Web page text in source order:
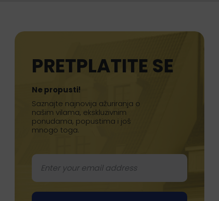
PRETPLATITE SE
Ne propusti!
Saznajte najnovija ažuriranja o
našim vilama, ekskluzivnim
ponudama, popustima i još
mnogo toga.